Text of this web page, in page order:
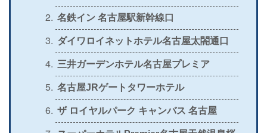
名鉄イン 名古屋駅新幹線口
ダイワロイネットホテル名古屋太閤通口
三井ガーデンホテル名古屋プレミア
名古屋JRゲートタワーホテル
ザ ロイヤルパーク キャンバス 名古屋